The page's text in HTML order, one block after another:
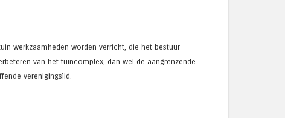
werkzaamheden worden verricht, die het bestuur
van het tuincomplex, dan wel de aangrenzende
verenigingslid.